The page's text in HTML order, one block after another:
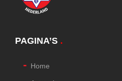
PAGINA’S .
Home